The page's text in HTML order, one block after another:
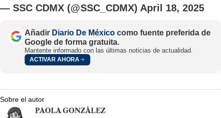
— SSC CDMX (@SSC_CDMX) April 18, 2025
Añadir Diario De México como fuente preferida de
Google de forma gratuita.
Mantente informado con las últimas noticias de actualidad.
ACTIVAR AHORA
Sobre el autor
PAOLA GONZÁLEZ